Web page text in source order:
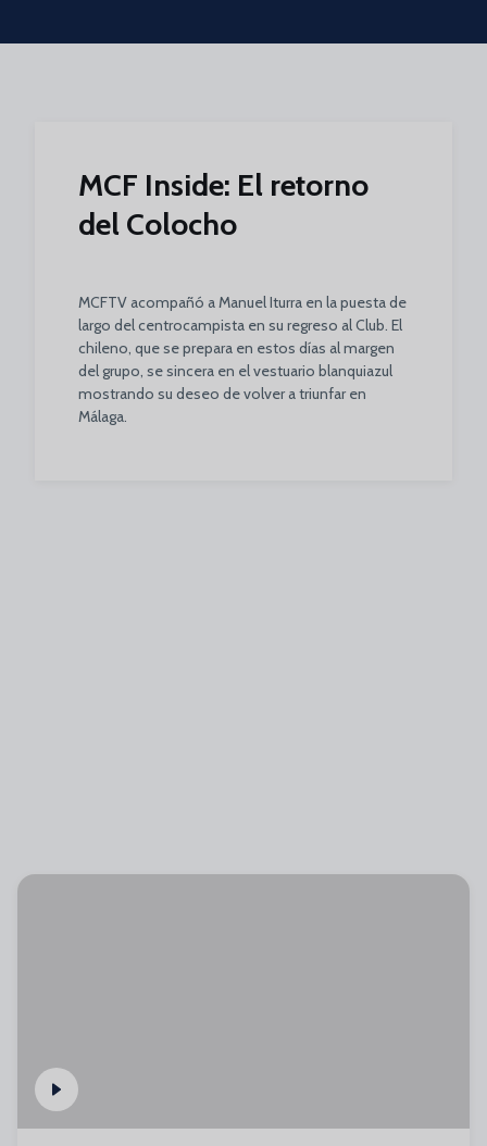
Skip to main content
MCF Inside: El retorno
del Colocho
MCFTV acompañó a Manuel Iturra en la puesta de
largo del centrocampista en su regreso al Club. El
chileno, que se prepara en estos días al margen
del grupo, se sincera en el vestuario blanquiazul
mostrando su deseo de volver a triunfar en
Málaga.